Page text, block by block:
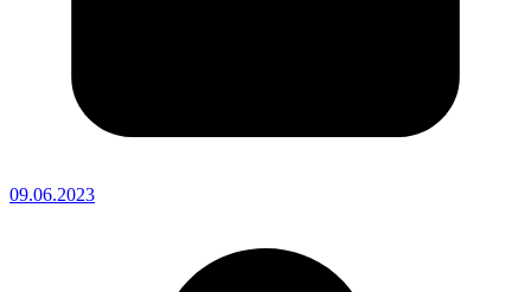
09.06.2023